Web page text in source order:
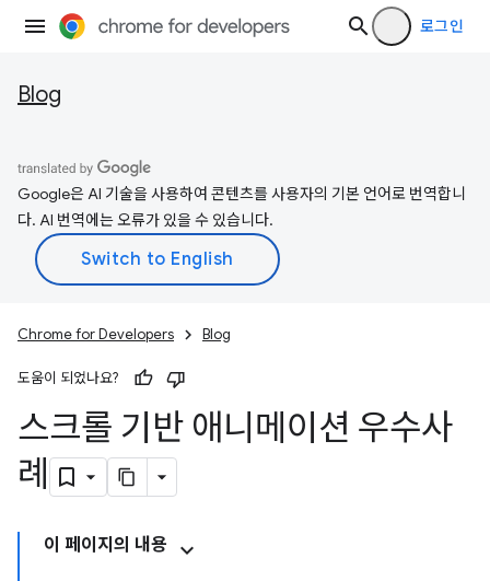
로그인
Blog
Google은 AI 기술을 사용하여 콘텐츠를 사용자의 기본 언어로 번역합니
다. AI 번역에는 오류가 있을 수 있습니다.
Chrome for Developers Blog
도움이 되었나요?
스크롤 기반 애니메이션 우수사
례
이 페이지의 내용